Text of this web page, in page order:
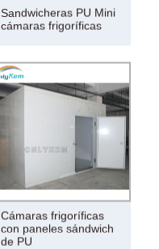
Sandwicheras PU Mini
cámaras frigoríficas
Cámaras frigoríficas
con paneles sándwich
de PU